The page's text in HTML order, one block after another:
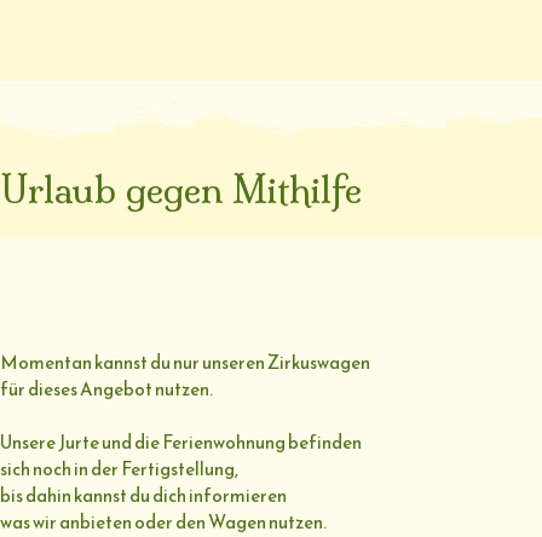
Urlaub gegen Mithilfe
Momentan kannst du nur unseren Zirkuswagen
für dieses Angebot nutzen.
Unsere Jurte und die Ferienwohnung befinden
sich noch in der Fertigstellung,
bis dahin kannst du dich informieren
was wir anbieten oder den Wagen nutzen.